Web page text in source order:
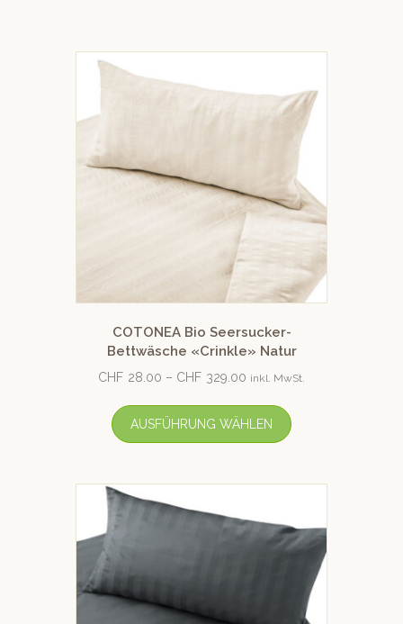
COTONEA Bio Seersucker-
Bettwäsche «Crinkle» Natur
CHF 28.00 – CHF 329.00 inkl. MwSt.
AUSFÜHRUNG WÄHLEN